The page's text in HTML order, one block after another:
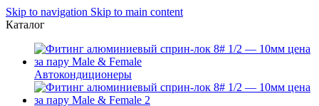
Skip to navigation Skip to main content
Каталог
Автокондиционеры